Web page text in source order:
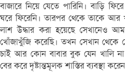
বাজারে নিয়ে যেতে পারিনি। বাড়ি
ঘরে ফিরেনি। তারপর থেকে তাকে আর
লাশ উদ্ধার করা হয়েছে সেখানেও
খোঁজাখুঁজি করেছি। তখন সেখান থেকে
চাই আর কোন বাবার বুক যেন খালি
বের করে দৃষ্টান্তমূলক শাস্তির ব্যবস্থা